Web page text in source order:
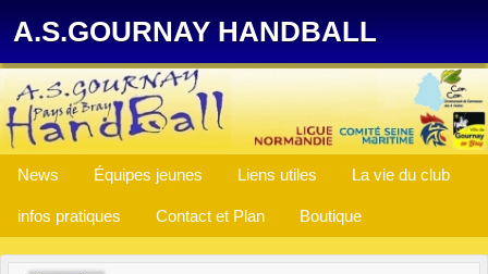
A.S.GOURNAY HANDBALL
News Équipes jeunes Liens utiles La vie du club
infos pratiques Contact et Plan Boutique